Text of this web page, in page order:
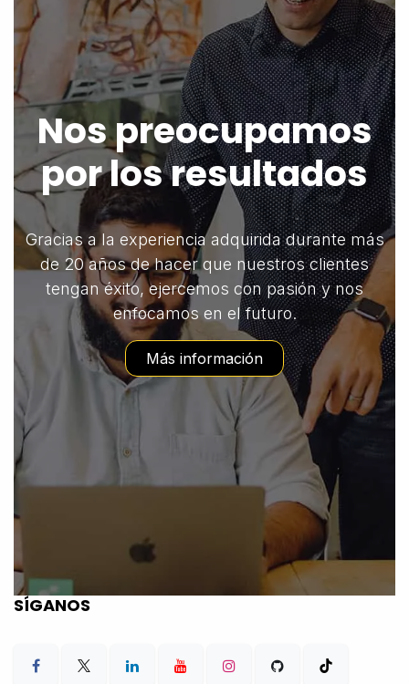
Nos preocupamos
por los resultados
Gracias a la experiencia adquirida durante más
de 20 años de hacer que nuestros clientes
tengan éxito, ejercemos con pasión y nos
enfocamos en el futuro.
Más información
SÍGANOS